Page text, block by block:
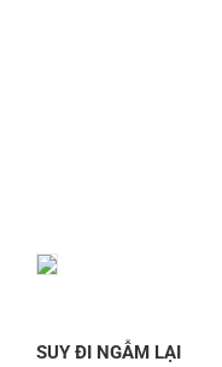
SUY ĐI NGẪM LẠI